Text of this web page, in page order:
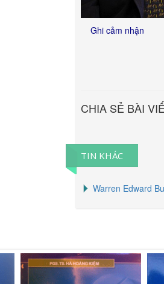
Ghi cảm nhận
CHIA SẺ BÀI
TIN KHÁC
Warren Edward